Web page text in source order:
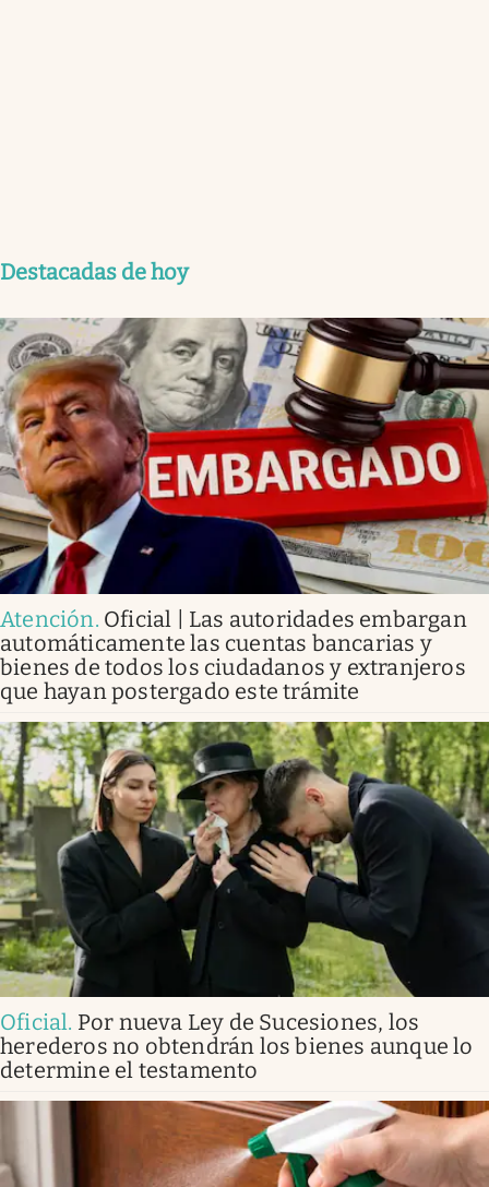
Destacadas de hoy
Atención. Oficial | Las autoridades embargan
automáticamente las cuentas bancarias y
bienes de todos los ciudadanos y extranjeros
que hayan postergado este trámite
Oficial. Por nueva Ley de Sucesiones, los
herederos no obtendrán los bienes aunque lo
determine el testamento